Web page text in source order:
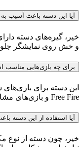
آیا این دسته باعث
خیر، گیره‌های دسته
و خش روی نمایشگر
برای چه بازی‌هایی مناسب
Free Fire و بازی‌های مشابه طراحی شده است.
آیا استفاده از این دسته
خیر، چون دسته از نوع